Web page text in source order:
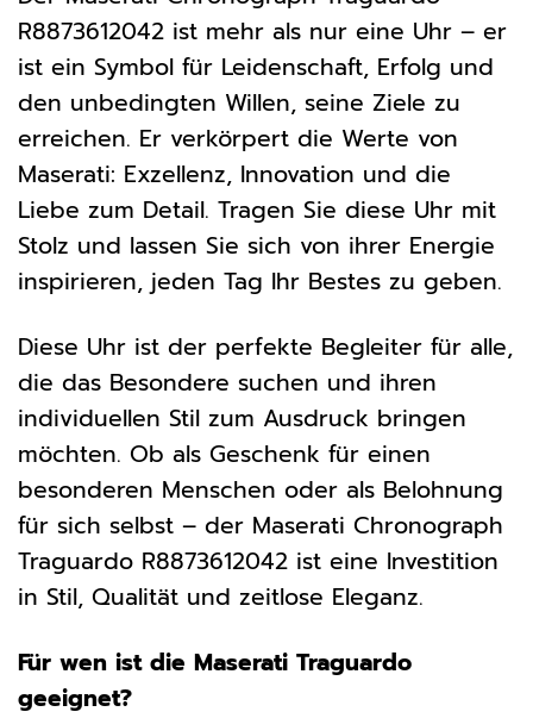
R8873612042 ist mehr als nur eine Uhr – er
ist ein Symbol für Leidenschaft, Erfolg und
den unbedingten Willen, seine Ziele zu
erreichen. Er verkörpert die Werte von
Maserati: Exzellenz, Innovation und die
Liebe zum Detail. Tragen Sie diese Uhr mit
Stolz und lassen Sie sich von ihrer Energie
inspirieren, jeden Tag Ihr Bestes zu geben.
Diese Uhr ist der perfekte Begleiter für alle,
die das Besondere suchen und ihren
individuellen Stil zum Ausdruck bringen
möchten. Ob als Geschenk für einen
besonderen Menschen oder als Belohnung
für sich selbst – der Maserati Chronograph
Traguardo R8873612042 ist eine Investition
in Stil, Qualität und zeitlose Eleganz.
Für wen ist die Maserati Traguardo
geeignet?